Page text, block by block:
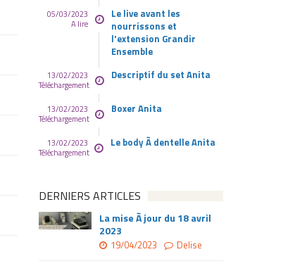
05/03/2023
A lire
Le live avant les
nourrissons et
l'extension Grandir
Ensemble
13/02/2023
Téléchargement
Descriptif du set Anita
13/02/2023
Téléchargement
Boxer Anita
13/02/2023
Téléchargement
Le body Ã dentelle Anita
DERNIERS ARTICLES
La mise Ã jour du 18 avril
2023
19/04/2023 Delise